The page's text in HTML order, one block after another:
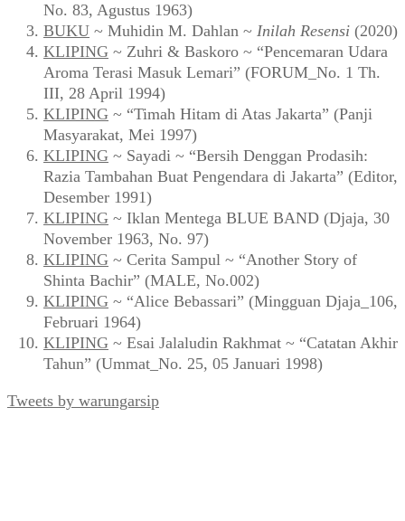
No. 83, Agustus 1963)
BUKU ~ Muhidin M. Dahlan ~ Inilah Resensi (2020)
KLIPING ~ Zuhri & Baskoro ~ “Pencemaran Udara
Aroma Terasi Masuk Lemari” (FORUM_No. 1 Th.
III, 28 April 1994)
KLIPING ~ “Timah Hitam di Atas Jakarta” (Panji
Masyarakat, Mei 1997)
KLIPING ~ Sayadi ~ “Bersih Denggan Prodasih:
Razia Tambahan Buat Pengendara di Jakarta” (Editor,
Desember 1991)
KLIPING ~ Iklan Mentega BLUE BAND (Djaja, 30
November 1963, No. 97)
KLIPING ~ Cerita Sampul ~ “Another Story of
Shinta Bachir” (MALE, No.002)
KLIPING ~ “Alice Bebassari” (Mingguan Djaja_106,
Februari 1964)
KLIPING ~ Esai Jalaludin Rakhmat ~ “Catatan Akhir
Tahun” (Ummat_No. 25, 05 Januari 1998)
Tweets by warungarsip